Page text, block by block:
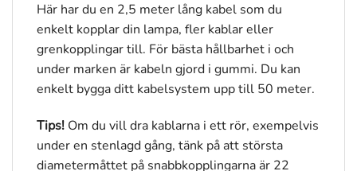
Här har du en 2,5 meter lång kabel som du
enkelt kopplar din lampa, fler kablar eller
grenkopplingar till. För bästa hållbarhet i och
under marken är kabeln gjord i gummi. Du kan
enkelt bygga ditt kabelsystem upp till 50 meter.
Tips! Om du vill dra kablarna i ett rör, exempelvis
under en stenlagd gång, tänk på att största
diametermåttet på snabbkopplingarna är 22